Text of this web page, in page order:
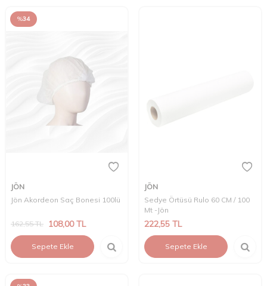
%34
JÖN
Jön Akordeon Saç Bonesi 100lü
162,55TL 108,00TL
Sepete Ekle
JÖN
Sedye Örtüsü Rulo 60 CM / 100
Mt -Jön
222,55 TL
Sepete Ekle